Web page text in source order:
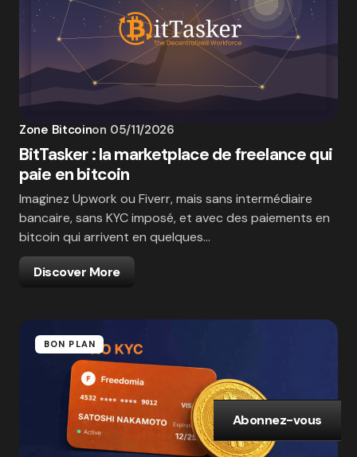
Zone Bitcoinon 05/11/2026
BitTasker : la marketplace de freelance qui
paie en bitcoin
Imaginez Upwork ou Fiverr, mais sans intermédiaire
bancaire, sans KYC imposé, et avec des paiements en
bitcoin qui arrivent en quelques…
Discover More
BON PLAN
Abonnez-vous